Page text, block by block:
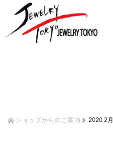
ショップからのご案内 2020 2月